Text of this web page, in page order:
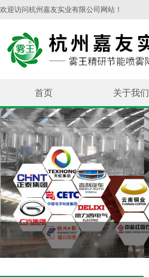
欢迎访问杭州嘉友实业有限公司网站！
首页 关于我们